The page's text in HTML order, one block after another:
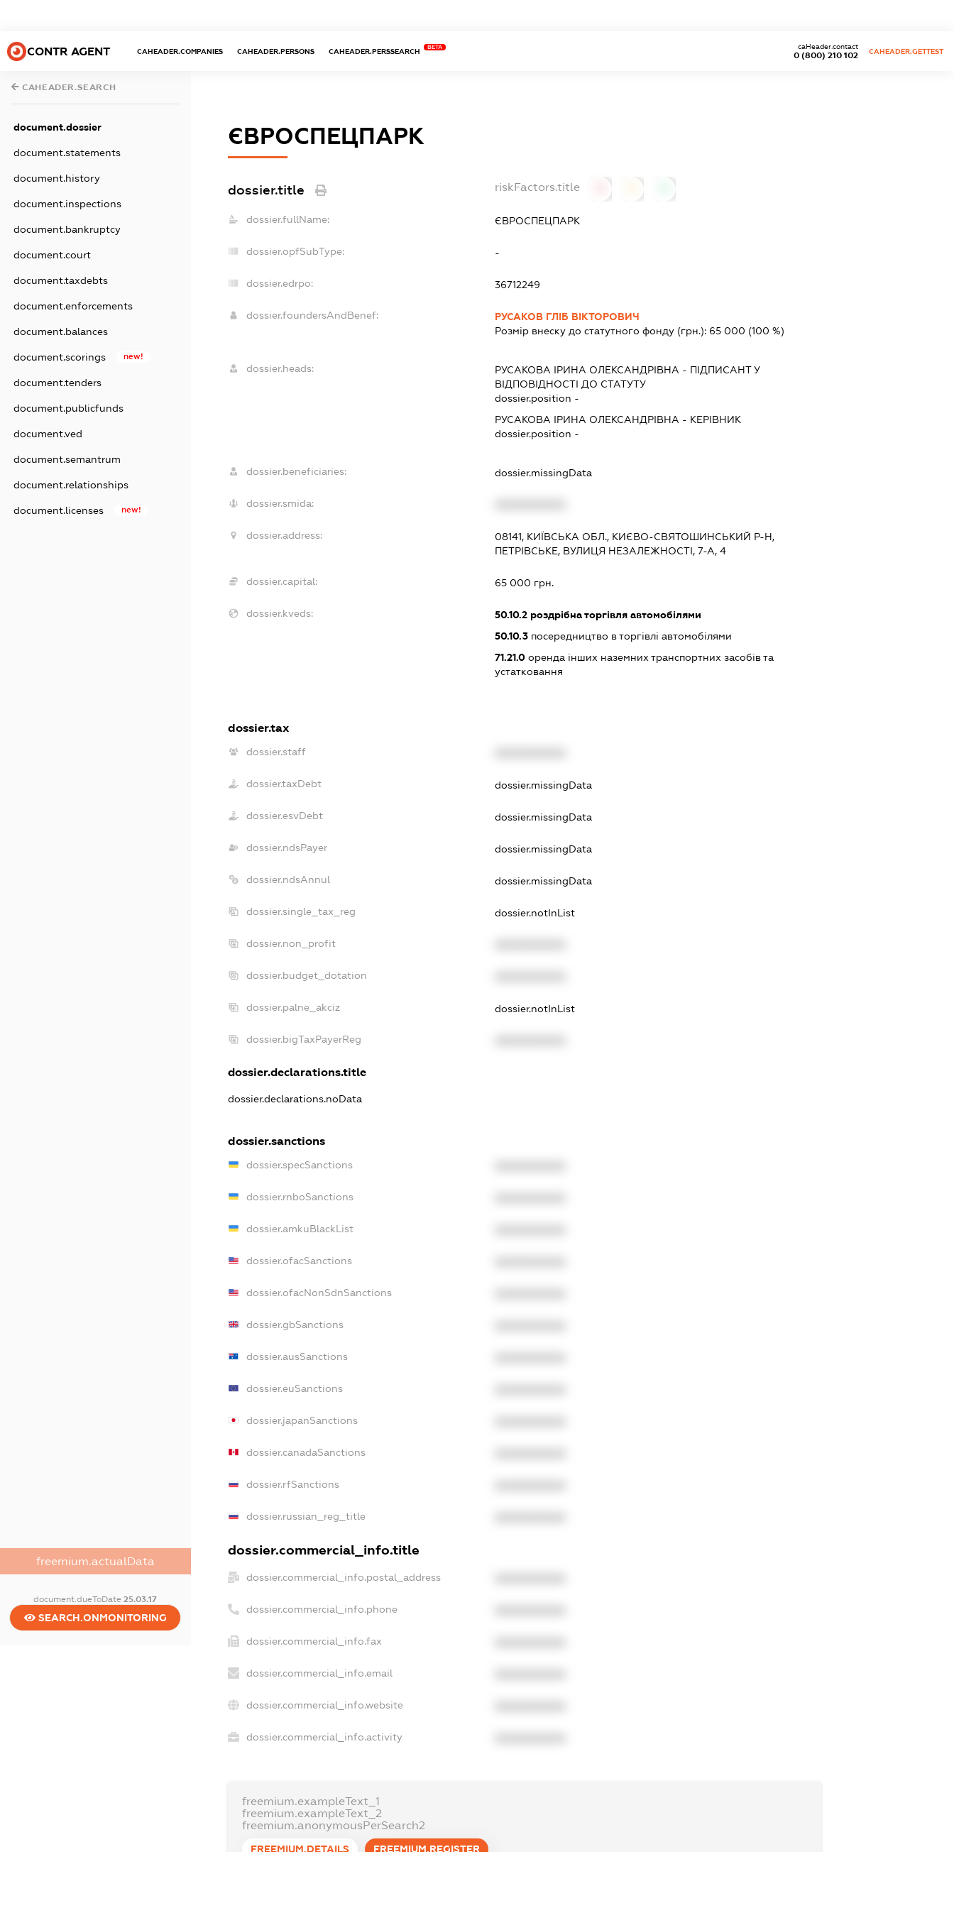
CONTR AGENT CAHEADER.COMPANIES CAHEADER.PERSONS CAHEADER.PERSSEARCH
BETA
0 (800) 210 102
caHeader.contact
CAHEADER.GETTEST
CAHEADER.SEARCH
document.dossier
document.statements
document.history
document.inspections
document.bankruptcy
document.court
document.taxdebts
document.enforcements
document.balances
document.scorings new!
document.tenders
document.publicfunds
document.ved
document.semantrum
document.relationships
document.licenses new!
freemium.actualData
document.dueToDate25.03.17
SEARCH.ONMONITORING
ЄВРОСПЕЦПАРК
dossier.title riskFactors.title
dossier.fullName: ЄВРОСПЕЦПАРК
dossier.opfSubType: -
dossier.edrpo: 36712249
dossier.foundersAndBenef:
РУСАКОВ ГЛІБ ВІКТОРОВИЧ
Розмір внеску до статутного фонду (грн.): 65 000 (100 %)
dossier.heads: РУСАКОВА ІРИНА ОЛЕКСАНДРІВНА - ПІДПИСАНТУ
ВІДПОВІДНОСТІ ДО СТАТУТУ
dossier.position -
РУСАКОВА ІРИНА ОЛЕКСАНДРІВНА - КЕРІВНИК
dossier.position -
dossier.beneficiaries: dossier.missingData
dossier.smida:
dossier.address:
08141, КИЇВСЬКА ОБЛ., КИЄВО-СВЯТОШИНСЬКИЙ Р-Н,
ПЕТРІВСЬКЕ, ВУЛИЦЯ НЕЗАЛЕЖНОСТІ, 7-А, 4
dossier.capital: 65 000 грн.
dossier.kveds: 50.10.2 роздрібна торгівля автомобілями
50.10.3 посередництво в торгівлі автомобілями
71.21.0 оренда інших наземних транспортних засобів та
устатковання
dossier.tax
dossier.staff
dossier.taxDebt dossier.missingData
dossier.esvDebt dossier.missingData
dossier.ndsPayer dossier.missingData
dossier.ndsAnnul dossier.missingData
dossier.single_tax_reg dossier.notInList
dossier.non_profit
dossier.budget_dotation
dossier.palne_akciz dossier.notInList
dossier.bigTaxPayerReg
dossier.declarations.title
dossier.declarations.noData
dossier.sanctions
dossier.specSanctions
dossier.rnboSanctions
dossier.amkuBlackList
dossier.ofacSanctions
dossier.ofacNonSdnSanctions
dossier.gbSanctions
dossier.ausSanctions
dossier.euSanctions
dossier.japanSanctions
dossier.canadaSanctions
dossier.rfSanctions
dossier.russian_reg_title
dossier.commercial_info.title
dossier.commercial_info.postal_address
dossier.commercial_info.phone
dossier.commercial_info.fax
dossier.commercial_info.email
dossier.commercial_info.website
dossier.commercial_info.activity
freemium.exampleText_1
freemium.exampleText_2
freemium.anonymousPerSearch2
FREEMIUM.DETAILS FREEMIUM.REGISTER